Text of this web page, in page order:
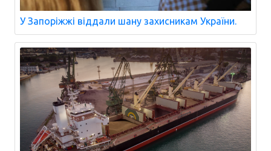
У Запоріжжі віддали шану захисникам України.